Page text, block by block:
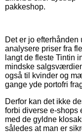
pakkeshop.
Det er jo
analysere priser fra
langt de fleste Tintin
mindske
også til kvinder og
gange yde portofri
Derfor kan det ikke
forbi diverse e-shops
med de gyldne
således at man er